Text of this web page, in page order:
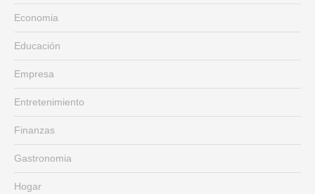
Economia
Educación
Empresa
Entretenimiento
Finanzas
Gastronomia
Hogar